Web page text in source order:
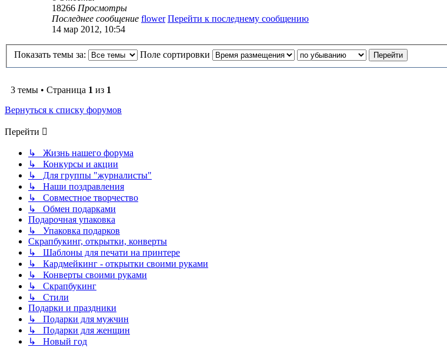
18266 Просмотры
Последнее сообщение flower Перейти к последнему сообщению
14 мар 2012, 10:54
Показать темы за: Поле сортировки
3 темы • Страница 1 из 1
Вернуться к списку форумов
Перейти
↳ Жизнь нашего форума
↳ Конкурсы и акции
↳ Для группы "журналисты"
↳ Наши поздравления
↳ Совместное творчество
↳ Обмен подарками
Подарочная упаковка
↳ Упаковка подарков
Скрапбукинг, открытки, конверты
↳ Шаблоны для печати на принтере
↳ Кардмейкинг - открытки своими руками
↳ Конверты своими руками
↳ Скрапбукинг
↳ Стили
Подарки и праздники
↳ Подарки для мужчин
↳ Подарки для женщин
↳ Новый год